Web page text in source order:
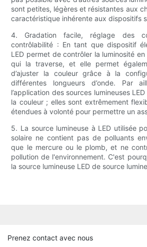
sont petites, légères et résistantes aux
caractéristique inhérente aux dispositifs
4. Gradation facile, réglage des
contrôlabilité : En tant que dispositif
LED permet de contrôler la luminosité
qui la traverse, et elle permet
d’ajuster la couleur grâce à la
différentes longueurs d’onde. Par
l’application des sources lumineuses
la couleur ; elles sont extrêmement
étendues à volonté pour permettre un
5. La source lumineuse à LED utilisée
solaire ne contient pas de polluants
que le mercure ou le plomb, et ne
pollution de l'environnement. C'est
la source lumineuse LED de source
Prenez contact avec nous